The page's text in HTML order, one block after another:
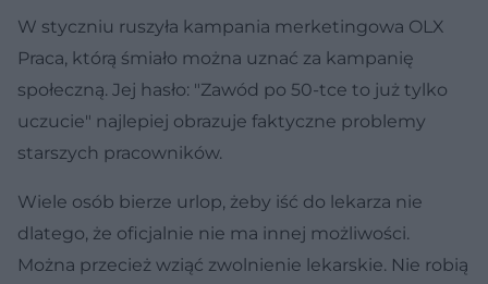
W styczniu ruszyła kampania merketingowa OLX
Praca, którą śmiało można uznać za kampanię
społeczną. Jej hasło: "Zawód po 50-tce to już tylko
uczucie" najlepiej obrazuje faktyczne problemy
starszych pracowników.
Wiele osób bierze urlop, żeby iść do lekarza nie
dlatego, że oficjalnie nie ma innej możliwości.
Można przecież wziąć zwolnienie lekarskie. Nie robią